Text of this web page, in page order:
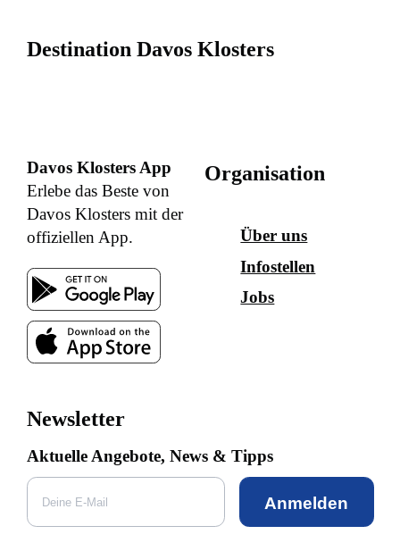
Destination Davos Klosters
Davos Klosters App
Erlebe das Beste von
Davos Klosters mit der
offiziellen App.
Organisation
Über uns
Infostellen
Jobs
Newsletter
Aktuelle Angebote, News & Tipps
Anmelden